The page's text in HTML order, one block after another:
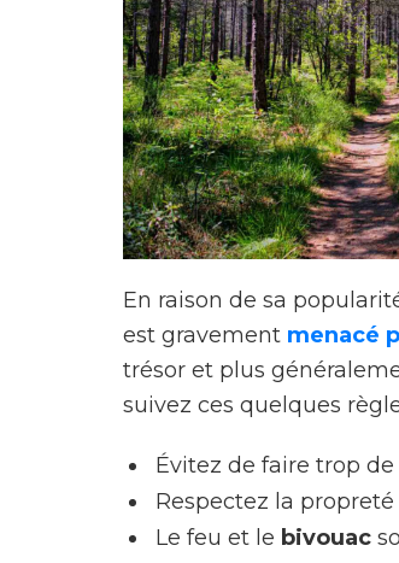
En raison de sa
est gravement menacé
trésor et plus
suivez ces quelques
Évitez de faire trop
Respectez la
Le feu et le bivouac